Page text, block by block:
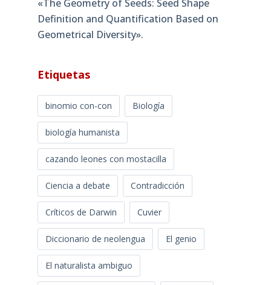
«The Geometry of Seeds: Seed Shape
Definition and Quantification Based on
Geometrical Diversity»​.
Etiquetas
binomio con-con Biología
biología humanista
cazando leones con mostacilla
Ciencia a debate Contradicción
Críticos de Darwin Cuvier
Diccionario de neolengua El genio
El naturalista ambiguo